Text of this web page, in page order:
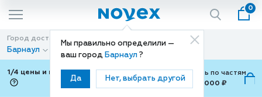
Мы правильно определили —
ваш город Барнаул ?
Да Нет, выбрать другой
0
Город доставки
Барнаул
Способ доставки
Доставка
1/4 цены и покупки ваши с Подели
Можно оплатить по частям
от 700 ₽ до 15,000 ₽